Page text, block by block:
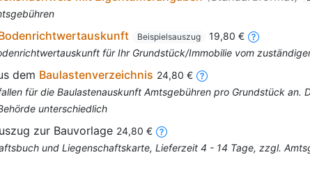
Beispielsauszug
19,80 €
für Ihr Grundstück/Immobilie vom
dem Baulastenverzeichnis 24,80 €
für die Baulastenauskunft Amtsgebühren pro Grundstück
unterschiedlich
zur Bauvorlage 24,80 €
und Liegenschaftskarte, Lieferzeit 4 - 14 Tage, zzgl.